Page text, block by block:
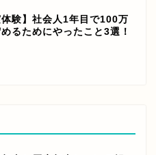
体験】社会人1年目で100万
めるためにやったこと3選！